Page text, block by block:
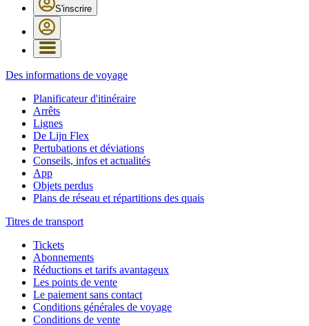
S'inscrire
Des informations de voyage
Planificateur d'itinéraire
Arrêts
Lignes
De Lijn Flex
Pertubations et déviations
Conseils, infos et actualités
App
Objets perdus
Plans de réseau et répartitions des quais
Titres de transport
Tickets
Abonnements
Réductions et tarifs avantageux
Les points de vente
Le paiement sans contact
Conditions générales de voyage
Conditions de vente